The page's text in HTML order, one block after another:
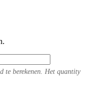
te berekenen. Het quantity